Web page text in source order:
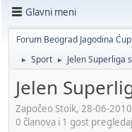
Glavni meni
Forum Beograd Jagodina
► Sport ► Jelen Superliga
Jelen
Započeo Stoik, 28-06-
0 članova i 1 gost